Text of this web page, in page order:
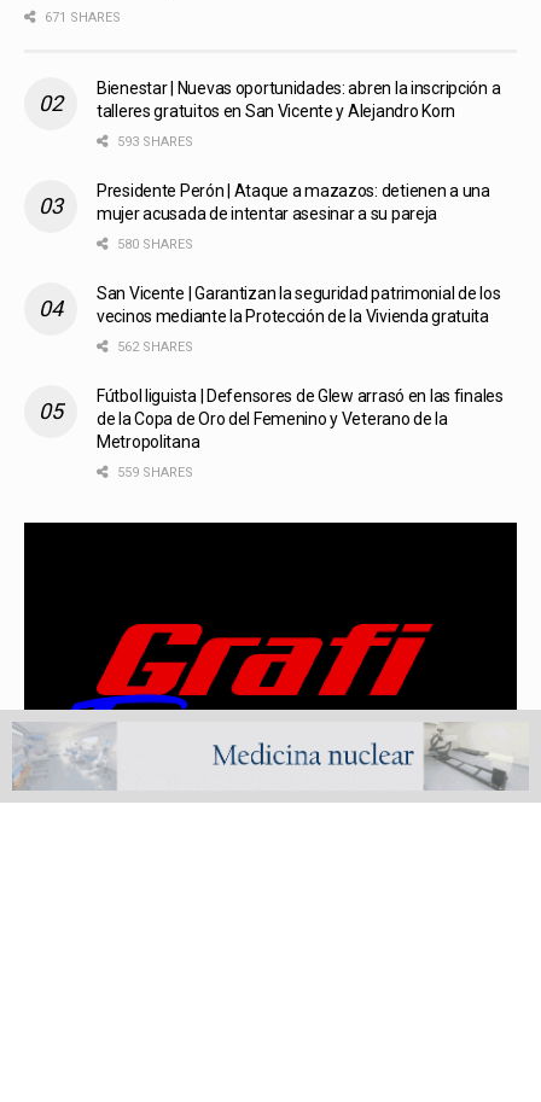
671 SHARES
Bienestar | Nuevas oportunidades: abren la inscripción a
talleres gratuitos en San Vicente y Alejandro Korn
593 SHARES
Presidente Perón | Ataque a mazazos: detienen a una
mujer acusada de intentar asesinar a su pareja
580 SHARES
San Vicente | Garantizan la seguridad patrimonial de los
vecinos mediante la Protección de la Vivienda gratuita
562 SHARES
Fútbol liguista | Defensores de Glew arrasó en las finales
de la Copa de Oro del Femenino y Veterano de la
Metropolitana
559 SHARES